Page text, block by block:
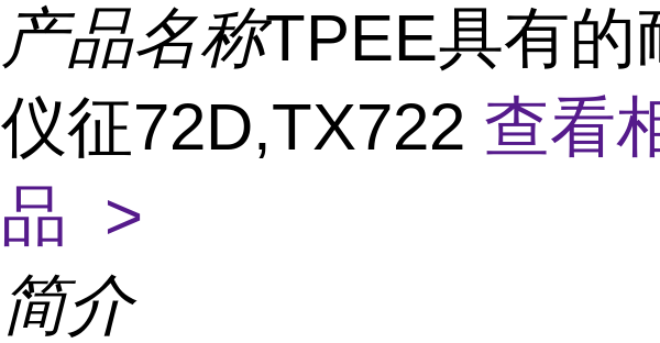
产品名称TPEE具有的
仪征72D,TX722 查看
品 >
简介